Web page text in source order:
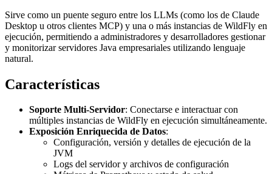
Sirve como un puente seguro entre los LLMs (como los de Claude
Desktop u otros clientes MCP) y una o más instancias de WildFly en
ejecución, permitiendo a administradores y desarrolladores gestionar
y monitorizar servidores Java empresariales utilizando lenguaje
natural.
Características
Soporte Multi-Servidor: Conectarse e interactuar con
múltiples instancias de WildFly en ejecución simultáneamente.
Exposición Enriquecida de Datos:
Configuración, versión y detalles de ejecución de la
JVM
Logs del servidor y archivos de configuración